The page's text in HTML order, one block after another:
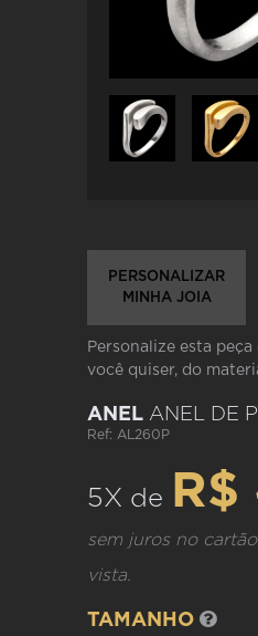
PERSONALIZAR
MINHA JOIA
Personalize esta
você quiser, do
ANEL ANEL DE
Ref: AL260P
5X de
sem juros no
vista.
TAMANHO